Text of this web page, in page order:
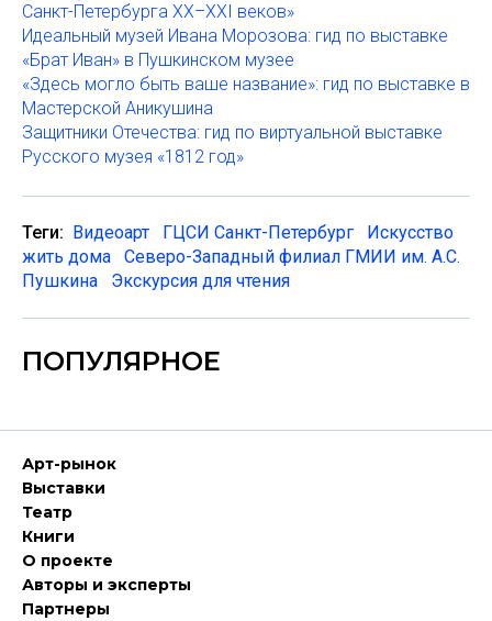
Санкт-Петербурга XX–XXI веков»
Идеальный музей Ивана Морозова: гид по выставке
«Брат Иван» в Пушкинском музее
«Здесь могло быть ваше название»: гид по выставке в
Мастерской Аникушина
Защитники Отечества: гид по виртуальной выставке
Русского музея «1812 год»
Теги: Видеоарт ГЦСИ Санкт-Петербург
Искусство
жить дома
Северо-Западный филиал ГМИИ им. А.С.
Пушкина
Экскурсия для чтения
ПОПУЛЯРНОЕ
Арт-рынок
Выставки
Театр
Книги
О проекте
Авторы и эксперты
Партнеры